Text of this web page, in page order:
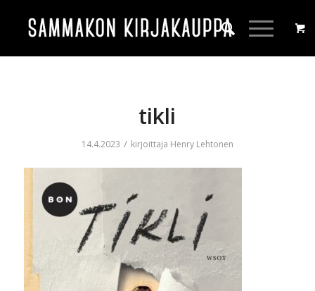
tikli
14.4.2023 / kirjoittaja Henry Lehtonen